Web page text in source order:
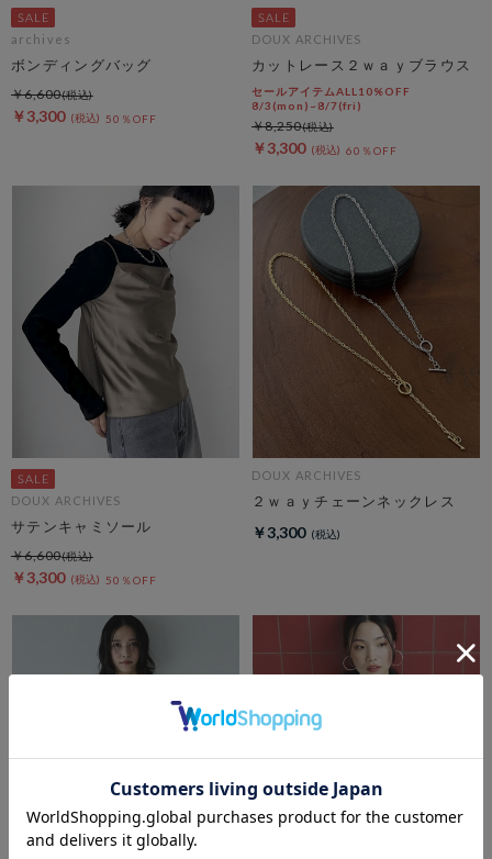
archives
ボンディングバッグ
￥3,300 50％OFF
￥6,600
DOUX ARCHIVES
カットレース２ｗａｙブラウス
セールアイテムALL10%OFF
8/3(mon)~8/7(fri)
￥3,300 60％OFF
￥8,250
DOUX ARCHIVES
サテンキャミソール
￥3,300 50％OFF
￥6,600
DOUX ARCHIVES
２ｗａｙチェーンネックレス
￥3,300